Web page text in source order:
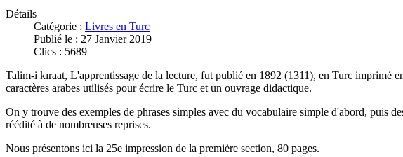
Détails
Catégorie : Livres en Turc
Publié le : 27 Janvier 2019
Clics : 5689
Talim-i kıraat, L'apprentissage de la lecture, fut publié en 1892 (1311), en Turc imprimé
caractères arabes utilisés pour écrire le Turc et un ouvrage didactique.
On y trouve des exemples de phrases simples avec du vocabulaire simple d'abord, puis
réédité à de nombreuses reprises.
Nous présentons ici la 25e impression de la première section, 80 pages.